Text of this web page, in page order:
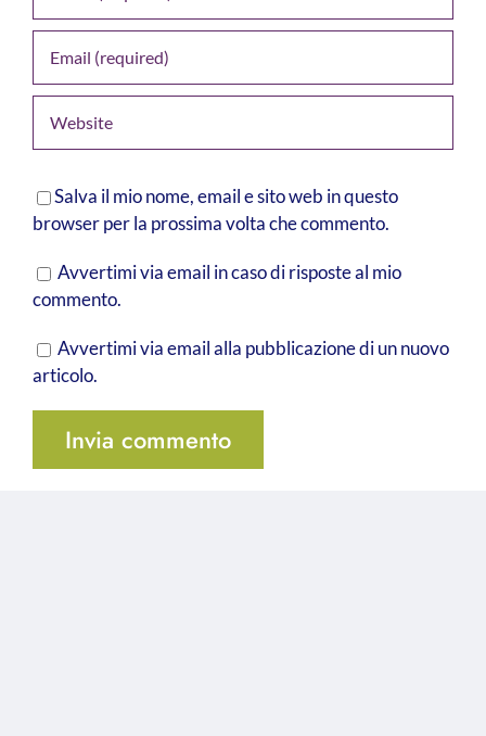
Salva il mio nome, email e sito web in questo
browser per la prossima volta che commento.
Avvertimi via email in caso di risposte al mio
commento.
Avvertimi via email alla pubblicazione di un nuovo
articolo.